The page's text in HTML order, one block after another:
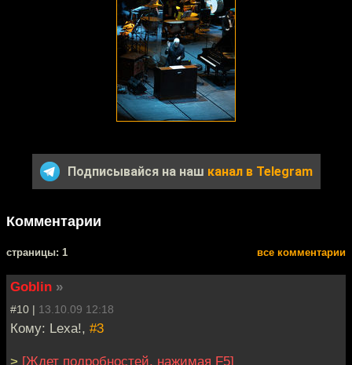
Подписывайся на наш канал в Telegram
Комментарии
cтраницы: 1 все комментарии
Goblin »
#10 | 13.10.09 12:18
Кому: Lexa!, #3
> [Ждет подробностей, нажимая F5]